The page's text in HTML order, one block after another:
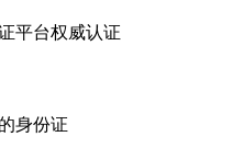
平台权威认证
身份证